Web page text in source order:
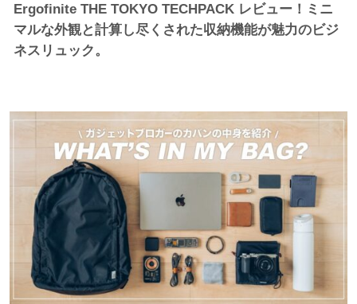
Ergofinite THE TOKYO TECHPACK レビュー！ミニ
マルな外観と計算し尽くされた収納機能が魅力のビジ
ネスリュック。